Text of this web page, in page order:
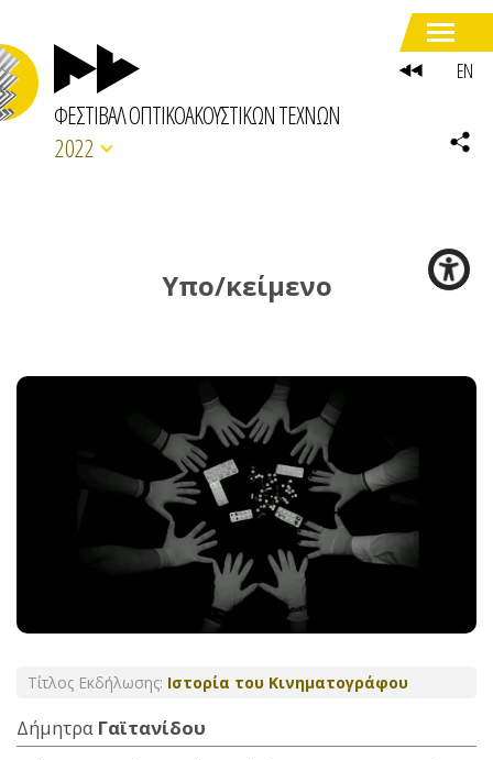
ΦΕΣΤΙΒΑΛ ΟΠΤΙΚΟΑΚΟΥΣΤΙΚΩΝ ΤΕΧΝΩΝ
2022
Υπο/κείμενο
Τίτλος Εκδήλωσης: Ιστορία του Κινηματογράφου
Δήμητρα Γαϊτανίδου
EN